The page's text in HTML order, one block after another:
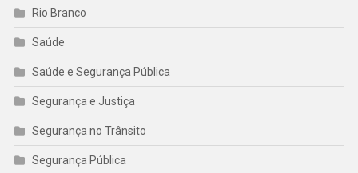
Rio Branco
Saúde
Saúde e Segurança Pública
Segurança e Justiça
Segurança no Trânsito
Segurança Pública